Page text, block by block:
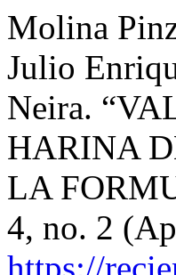
Molina
Julio
Neira.
HARINA
LA
4, no. 2